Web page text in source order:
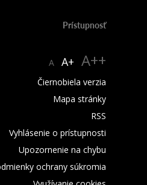
Prístupnosť
A A+ A++
Čiernobiela verzia
Mapa stránky
RSS
Vyhlásenie o prístupnosti
Upozornenie na chybu
ochrany súkromia